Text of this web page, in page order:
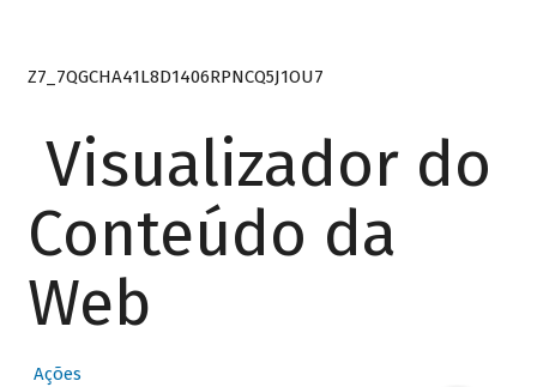
Z7_7QGCHA41L8D1406RPNCQ5J1OU7
Visualizador do
Conteúdo da
Web
Ações